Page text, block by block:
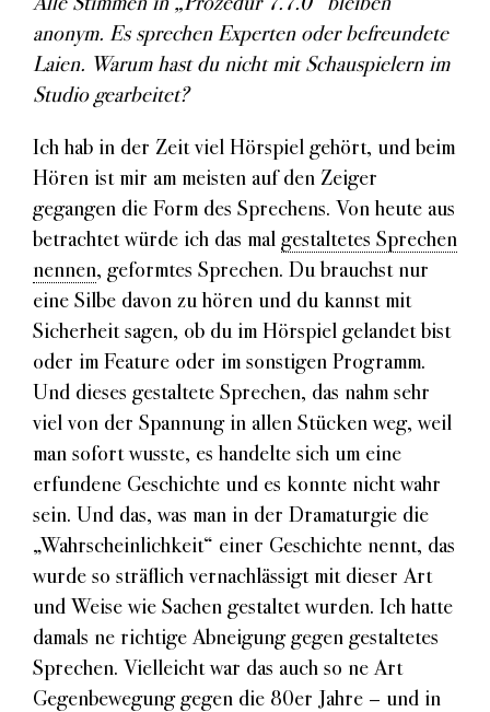
anonym. Es sprechen Experten oder befreundete
Laien. Warum hast du nicht mit Schauspielern im
Studio gearbeitet?
Ich hab in der Zeit viel Hörspiel gehört, und beim
Hören ist mir am meisten auf den Zeiger
gegangen die Form des Sprechens. Von heute aus
betrachtet würde ich das mal gestaltetes Sprechen
nennen, geformtes Sprechen. Du brauchst nur
eine Silbe davon zu hören und du kannst mit
Sicherheit sagen, ob du im Hörspiel gelandet bist
oder im Feature oder im sonstigen Programm.
Und dieses gestaltete Sprechen, das nahm sehr
viel von der Spannung in allen Stücken weg, weil
man sofort wusste, es handelte sich um eine
erfundene Geschichte und es konnte nicht wahr
sein. Und das, was man in der Dramaturgie die
„Wahrscheinlichkeit“ einer Geschichte nennt, das
wurde so sträflich vernachlässigt mit dieser Art
und Weise wie Sachen gestaltet wurden. Ich hatte
damals ne richtige Abneigung gegen gestaltetes
Sprechen. Vielleicht war das auch so ne Art
Gegenbewegung gegen die 80er Jahre – und in